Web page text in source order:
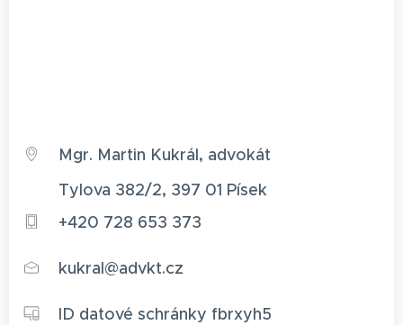
Mgr. Martin Kukrál, advokát
Tylova 382/2, 397 01 Písek
+420 728 653 373
kukral@advkt.cz
ID datové schránky fbrxyh5